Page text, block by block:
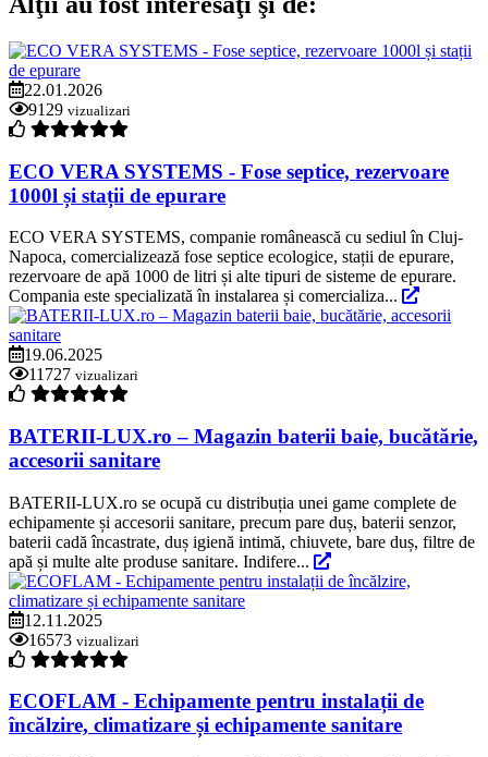
22.01.2026
9129 vizualizari
ECO VERA SYSTEMS - Fose septice, rezervoare
1000l și stații de epurare
ECO VERA SYSTEMS, companie românească cu sediul în Cluj-
Napoca, comercializează fose septice ecologice, stații de epurare,
rezervoare de apă 1000 de litri și alte tipuri de sisteme de epurare.
Compania este specializată în instalarea și comercializa...
19.06.2025
11727 vizualizari
BATERII-LUX.ro – Magazin baterii baie, bucătărie,
accesorii sanitare
BATERII-LUX.ro se ocupă cu distribuția unei game complete de
echipamente și accesorii sanitare, precum pare duș, baterii senzor,
baterii cadă încastrate, duș igienă intimă, chiuvete, bare duș, filtre de
apă și multe alte produse sanitare. Indifere...
12.11.2025
16573 vizualizari
ECOFLAM - Echipamente pentru instalații de
încălzire, climatizare și echipamente sanitare